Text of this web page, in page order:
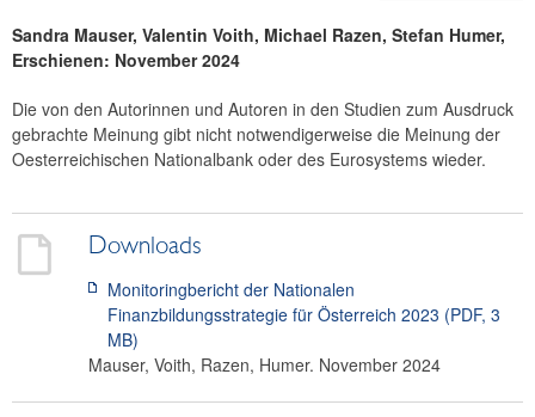
Sandra Mauser, Valentin Voith, Michael Razen, Stefan Humer,
Erschienen: November 2024
Die von den Autorinnen und Autoren in den Studien zum Ausdruck
gebrachte Meinung gibt nicht notwendigerweise die Meinung der
Oesterreichischen Nationalbank oder des Eurosystems wieder.
Downloads
Monitoringbericht der Nationalen
Finanzbildungsstrategie für Österreich 2023 (PDF, 3
MB)
Mauser, Voith, Razen, Humer. November 2024